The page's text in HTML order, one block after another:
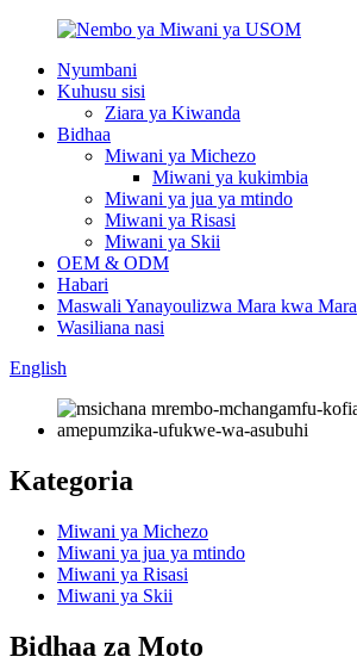
Nyumbani
Kuhusu sisi
Ziara ya Kiwanda
Bidhaa
Miwani ya Michezo
Miwani ya kukimbia
Miwani ya jua ya mtindo
Miwani ya Risasi
Miwani ya Skii
OEM & ODM
Habari
Maswali Yanayoulizwa Mara kwa Mara
Wasiliana nasi
English
Kategoria
Miwani ya Michezo
Miwani ya jua ya mtindo
Miwani ya Risasi
Miwani ya Skii
Bidhaa za Moto